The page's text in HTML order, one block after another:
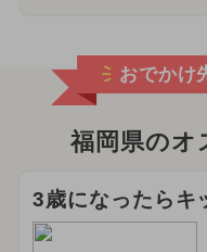
おでかけ
福岡県のオ
3歳になったらキ